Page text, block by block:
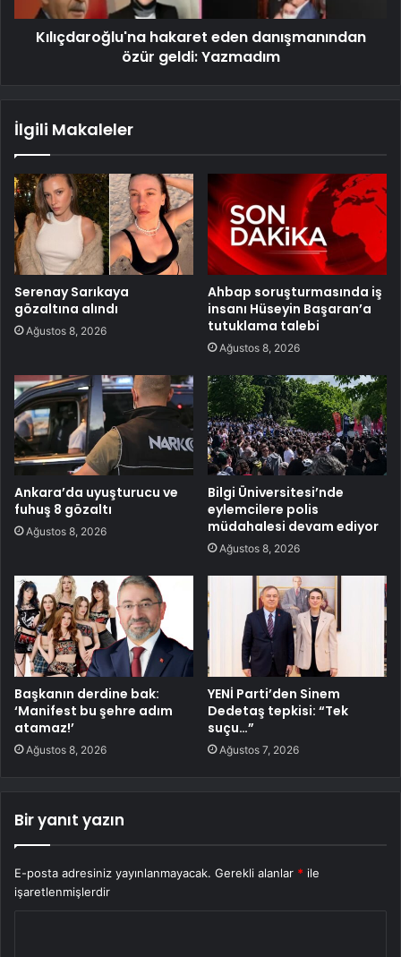
Kılıçdaroğlu'na hakaret eden danışmanından
özür geldi: Yazmadım
İlgili Makaleler
Serenay Sarıkaya
gözaltına alındı
Ağustos 8, 2026
Ahbap soruşturmasında iş
insanı Hüseyin Başaran’a
tutuklama talebi
Ağustos 8, 2026
Ankara’da uyuşturucu ve
fuhuş 8 gözaltı
Ağustos 8, 2026
Bilgi Üniversitesi’nde
eylemcilere polis
müdahalesi devam ediyor
Ağustos 8, 2026
Başkanın derdine bak:
‘Manifest bu şehre adım
atamaz!’
Ağustos 8, 2026
YENİ Parti’den Sinem
Dedetaş tepkisi: “Tek
suçu…”
Ağustos 7, 2026
Bir yanıt yazın
E-posta adresiniz yayınlanmayacak. Gerekli alanlar * ile
işaretlenmişlerdir